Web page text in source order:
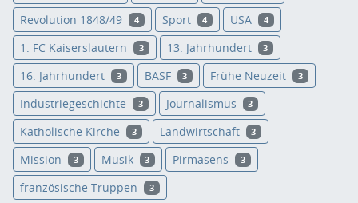
Revolution 1848/49 4 Sport 4 USA 4
1. FC Kaiserslautern 3 13. Jahrhundert 3
16. Jahrhundert 3 BASF 3 Frühe Neuzeit 3
Industriegeschichte 3 Journalismus 3
Katholische Kirche 3 Landwirtschaft 3
Mission 3 Musik 3 Pirmasens 3
französische Truppen 3